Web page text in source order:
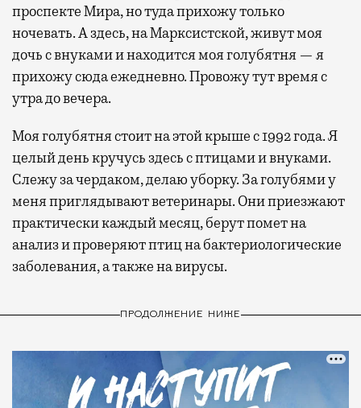
проспекте Мира, но туда прихожу только
ночевать. А здесь, на Марксистской, живут моя
дочь с внуками и находится моя голубятня — я
прихожу сюда ежедневно. Провожу тут время с
утра до вечера.
Моя голубятня стоит на этой крыше с 1992 года. Я
целый день кручусь здесь с птицами и внуками.
Слежу за чердаком, делаю уборку. За голубями у
меня приглядывают ветеринары. Они приезжают
практически каждый месяц, берут помет на
анализ и проверяют птиц на бактериологические
заболевания, а также на вирусы.
ПРОДОЛЖЕНИЕ НИЖЕ